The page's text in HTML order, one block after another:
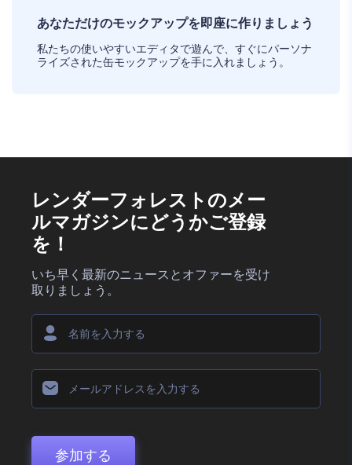
あなただけのモックアップを即座に作りましょう
私たちの使いやすいエディタで遊んで、すぐにパーソナ
ライズされた缶モックアップを手に入れましょう。
レンダーフォレストのメー
ルマガジンにどうかご登録
を！
いち早く最新のニュースとオファーを受け
取りましょう。
参加する